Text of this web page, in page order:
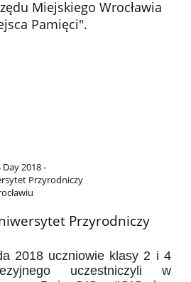
Miejskiego Wrocławia
Pamięci".
Przyrodniczy
2018 uczniowie klasy 2 i 4
uczestniczyli w